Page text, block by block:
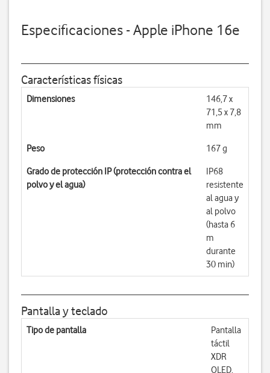
Especificaciones - Apple iPhone 16e
Características físicas
Dimensiones
146,7 x
71,5 x 7,8
mm
Peso 167 g
Grado de protección IP (protección contra el
polvo y el agua)
IP68
resistente
al agua y
al polvo
(hasta 6
m
durante
30 min)
Pantalla y teclado
Tipo de pantalla
Pantalla
táctil
XDR
OLED,